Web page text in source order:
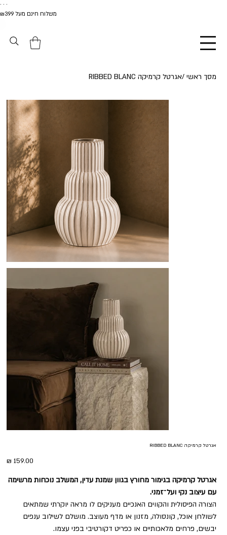
מסך ראשי /אגרטל קרמיקה RIBBED BLANC
אגרטל קרמיקה RIBBED BLANC
אגרטל קרמיקה בגימור מחורץ בגוון שמנת עדין, המשלב נוכחות מרשימה
עם עיצוב נקי ועל־זמני.
הצורה הפיסולית והקווים האנכיים מעניקים לו מראה יוקרתי שמתאים
לשולחן אוכל, קונסולה, מזנון או מדף מעוצב. מושלם לשילוב ענפים
יבשים, פרחים מלאכותיים או כפריט דקורטיבי בפני עצמו.